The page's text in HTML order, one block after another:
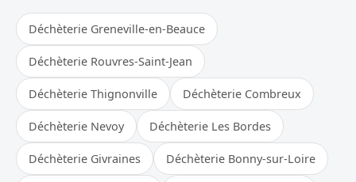
Déchèterie Greneville-en-Beauce
Déchèterie Rouvres-Saint-Jean
Déchèterie Thignonville Déchèterie Combreux
Déchèterie Nevoy Déchèterie Les Bordes
Déchèterie Givraines Déchèterie Bonny-sur-Loire